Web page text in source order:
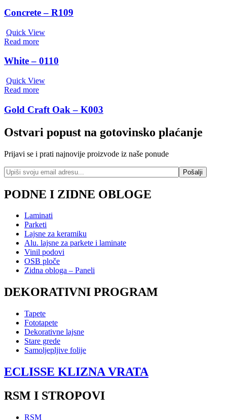
Concrete – R109
Quick View
Read more
White – 0110
Quick View
Read more
Gold Craft Oak – K003
Ostvari popust na gotovinsko plaćanje
Prijavi se i prati najnovije proizvode iz naše ponude
PODNE I ZIDNE OBLOGE
Laminati
Parketi
Lajsne za keramiku
Alu. lajsne za parkete i laminate
Vinil podovi
OSB ploče
Zidna obloga – Paneli
DEKORATIVNI PROGRAM
Tapete
Fototapete
Dekorativne lajsne
Stare grede
Samoljepljive folije
ECLISSE KLIZNA VRATA
RSM I STROPOVI
RSM